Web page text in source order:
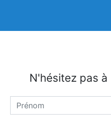
N'hésitez pas